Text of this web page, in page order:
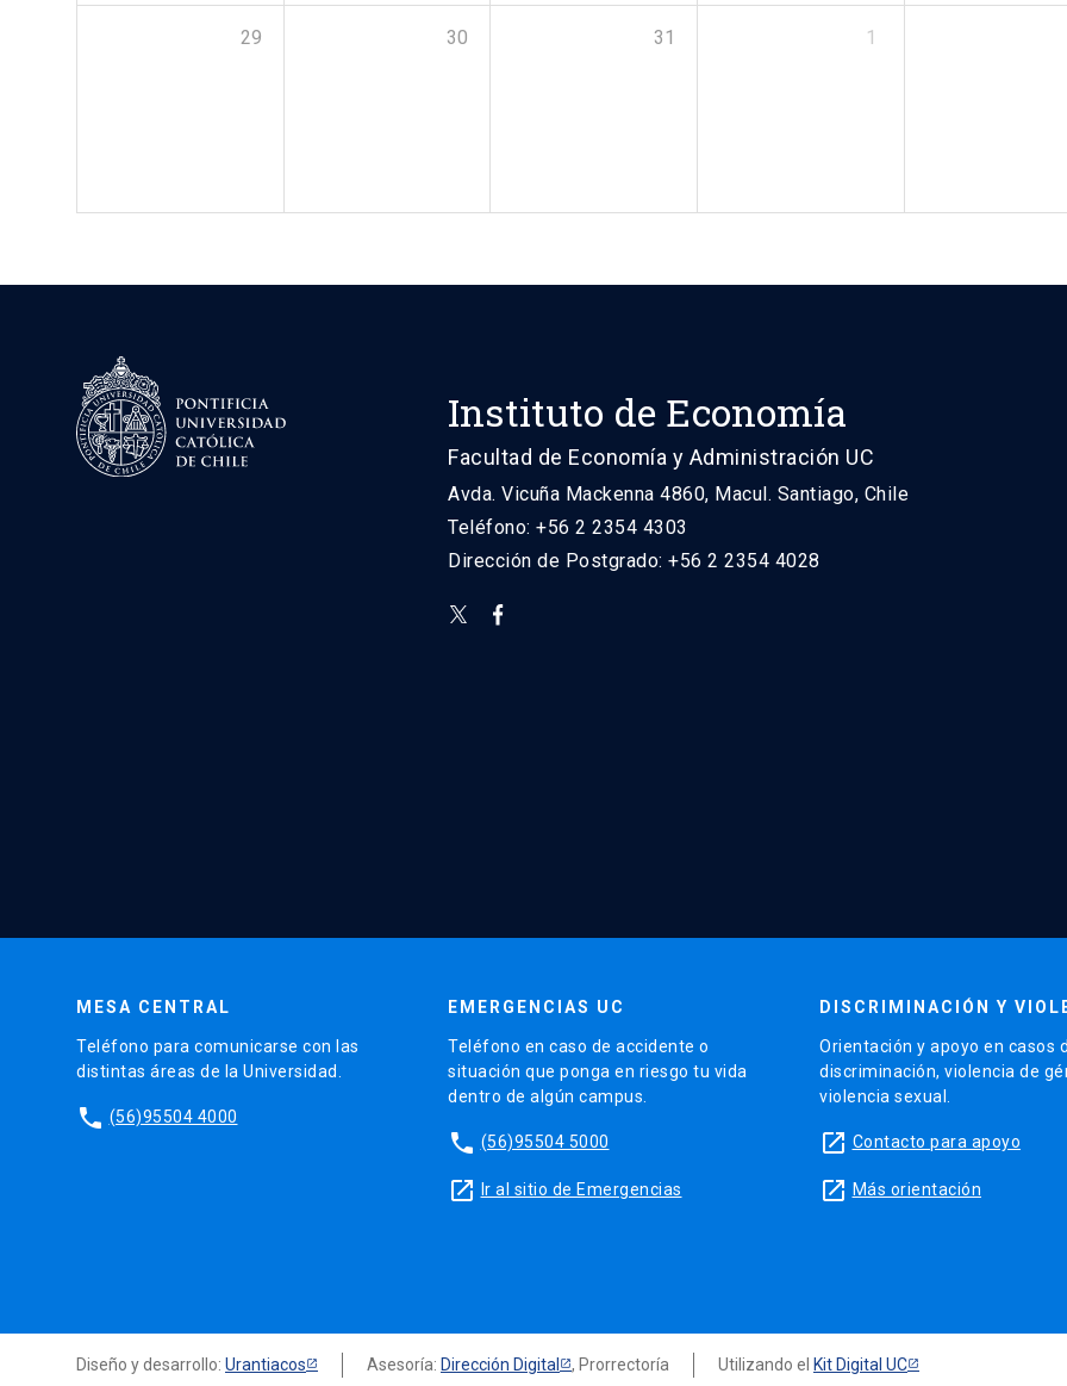
29 30 31 1
Instituto de Economía
Facultad de Economía y Administración UC
Avda. Vicuña Mackenna 4860, Macul. Santiago, Chile
Teléfono: +56 2 2354 4303
Dirección de Postgrado: +56 2 2354 4028
MESA CENTRAL
Teléfono para comunicarse con las
distintas áreas de la Universidad.
phone (56)95504 4000
EMERGENCIAS UC
Teléfono en caso de accidente o
situación que ponga en riesgo tu vida
dentro de algún campus.
phone (56)95504 5000
launch Ir al sitio de Emergencias
DISCRIMINACIÓN Y
Orientación y apoyo en casos
discriminación, violencia de
violencia sexual.
launch Contacto para apoyo
launch Más orientación
Diseño y desarrollo: Urantiacos Asesoría: Dirección Digital , Prorrectoría Utilizando el Kit Digital UC